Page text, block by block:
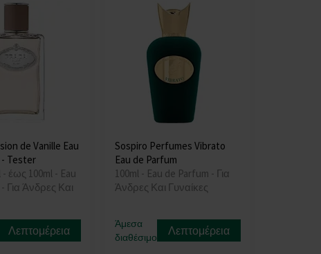
de Vanille Eau
Tester
έως 100ml - Eau
Για Άνδρες Και
Λεπτομέρεια
Sospiro Perfumes Vibrato
Eau de Parfum
100ml - Eau de Parfum - Για
Άνδρες Και Γυναίκες
Άμεσα
διαθέσιμο
Λεπτομέρεια